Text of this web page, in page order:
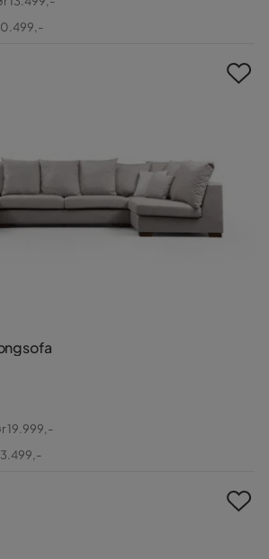
19.999,-